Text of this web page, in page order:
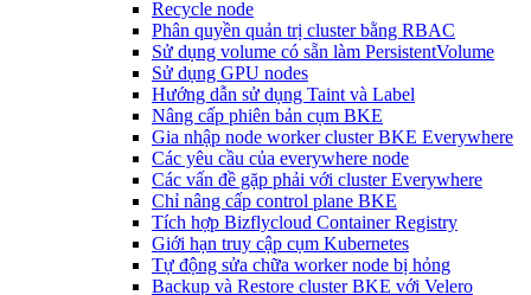
Recycle node
Phân quyền quản trị cluster bằng RBAC
Sử dụng volume có sẵn làm PersistentVolume
Sử dụng GPU nodes
Hướng dẫn sử dụng Taint và Label
Nâng cấp phiên bản cụm BKE
Gia nhập node worker cluster BKE Everywhere
Các yêu cầu của everywhere node
Các vấn đề gặp phải với cluster Everywhere
Chỉ nâng cấp control plane BKE
Tích hợp Bizflycloud Container Registry
Giới hạn truy cập cụm Kubernetes
Tự động sửa chữa worker node bị hỏng
Backup và Restore cluster BKE với Velero